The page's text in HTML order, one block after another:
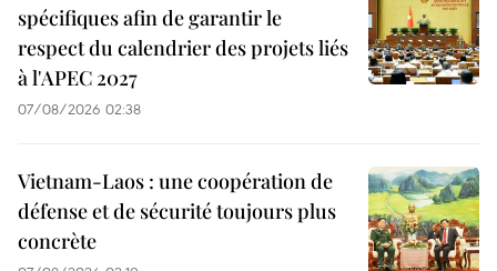
spécifiques afin de garantir le
respect du calendrier des projets liés
à l'APEC 2027
07/08/2026 02:38
Vietnam-Laos : une coopération de
défense et de sécurité toujours plus
concrète